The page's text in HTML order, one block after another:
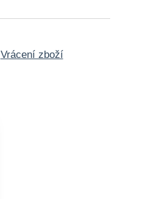
Vrácení zboží